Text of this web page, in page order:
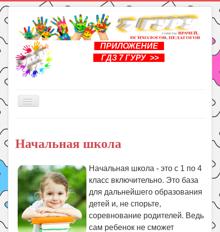
ПРИЛОЖЕНИЕ
ГДЗ 7 ГУРУ >>
Включить/
Книги
Подготовка к школе
Уроки
ГДЗ
Праздники
Начальная школа
Начальная школа - это с 1 по 4
класс включительно. Это база
для дальнейшего образования
детей и, не спорьте,
соревнование родителей. Ведь
сам ребенок не сможет